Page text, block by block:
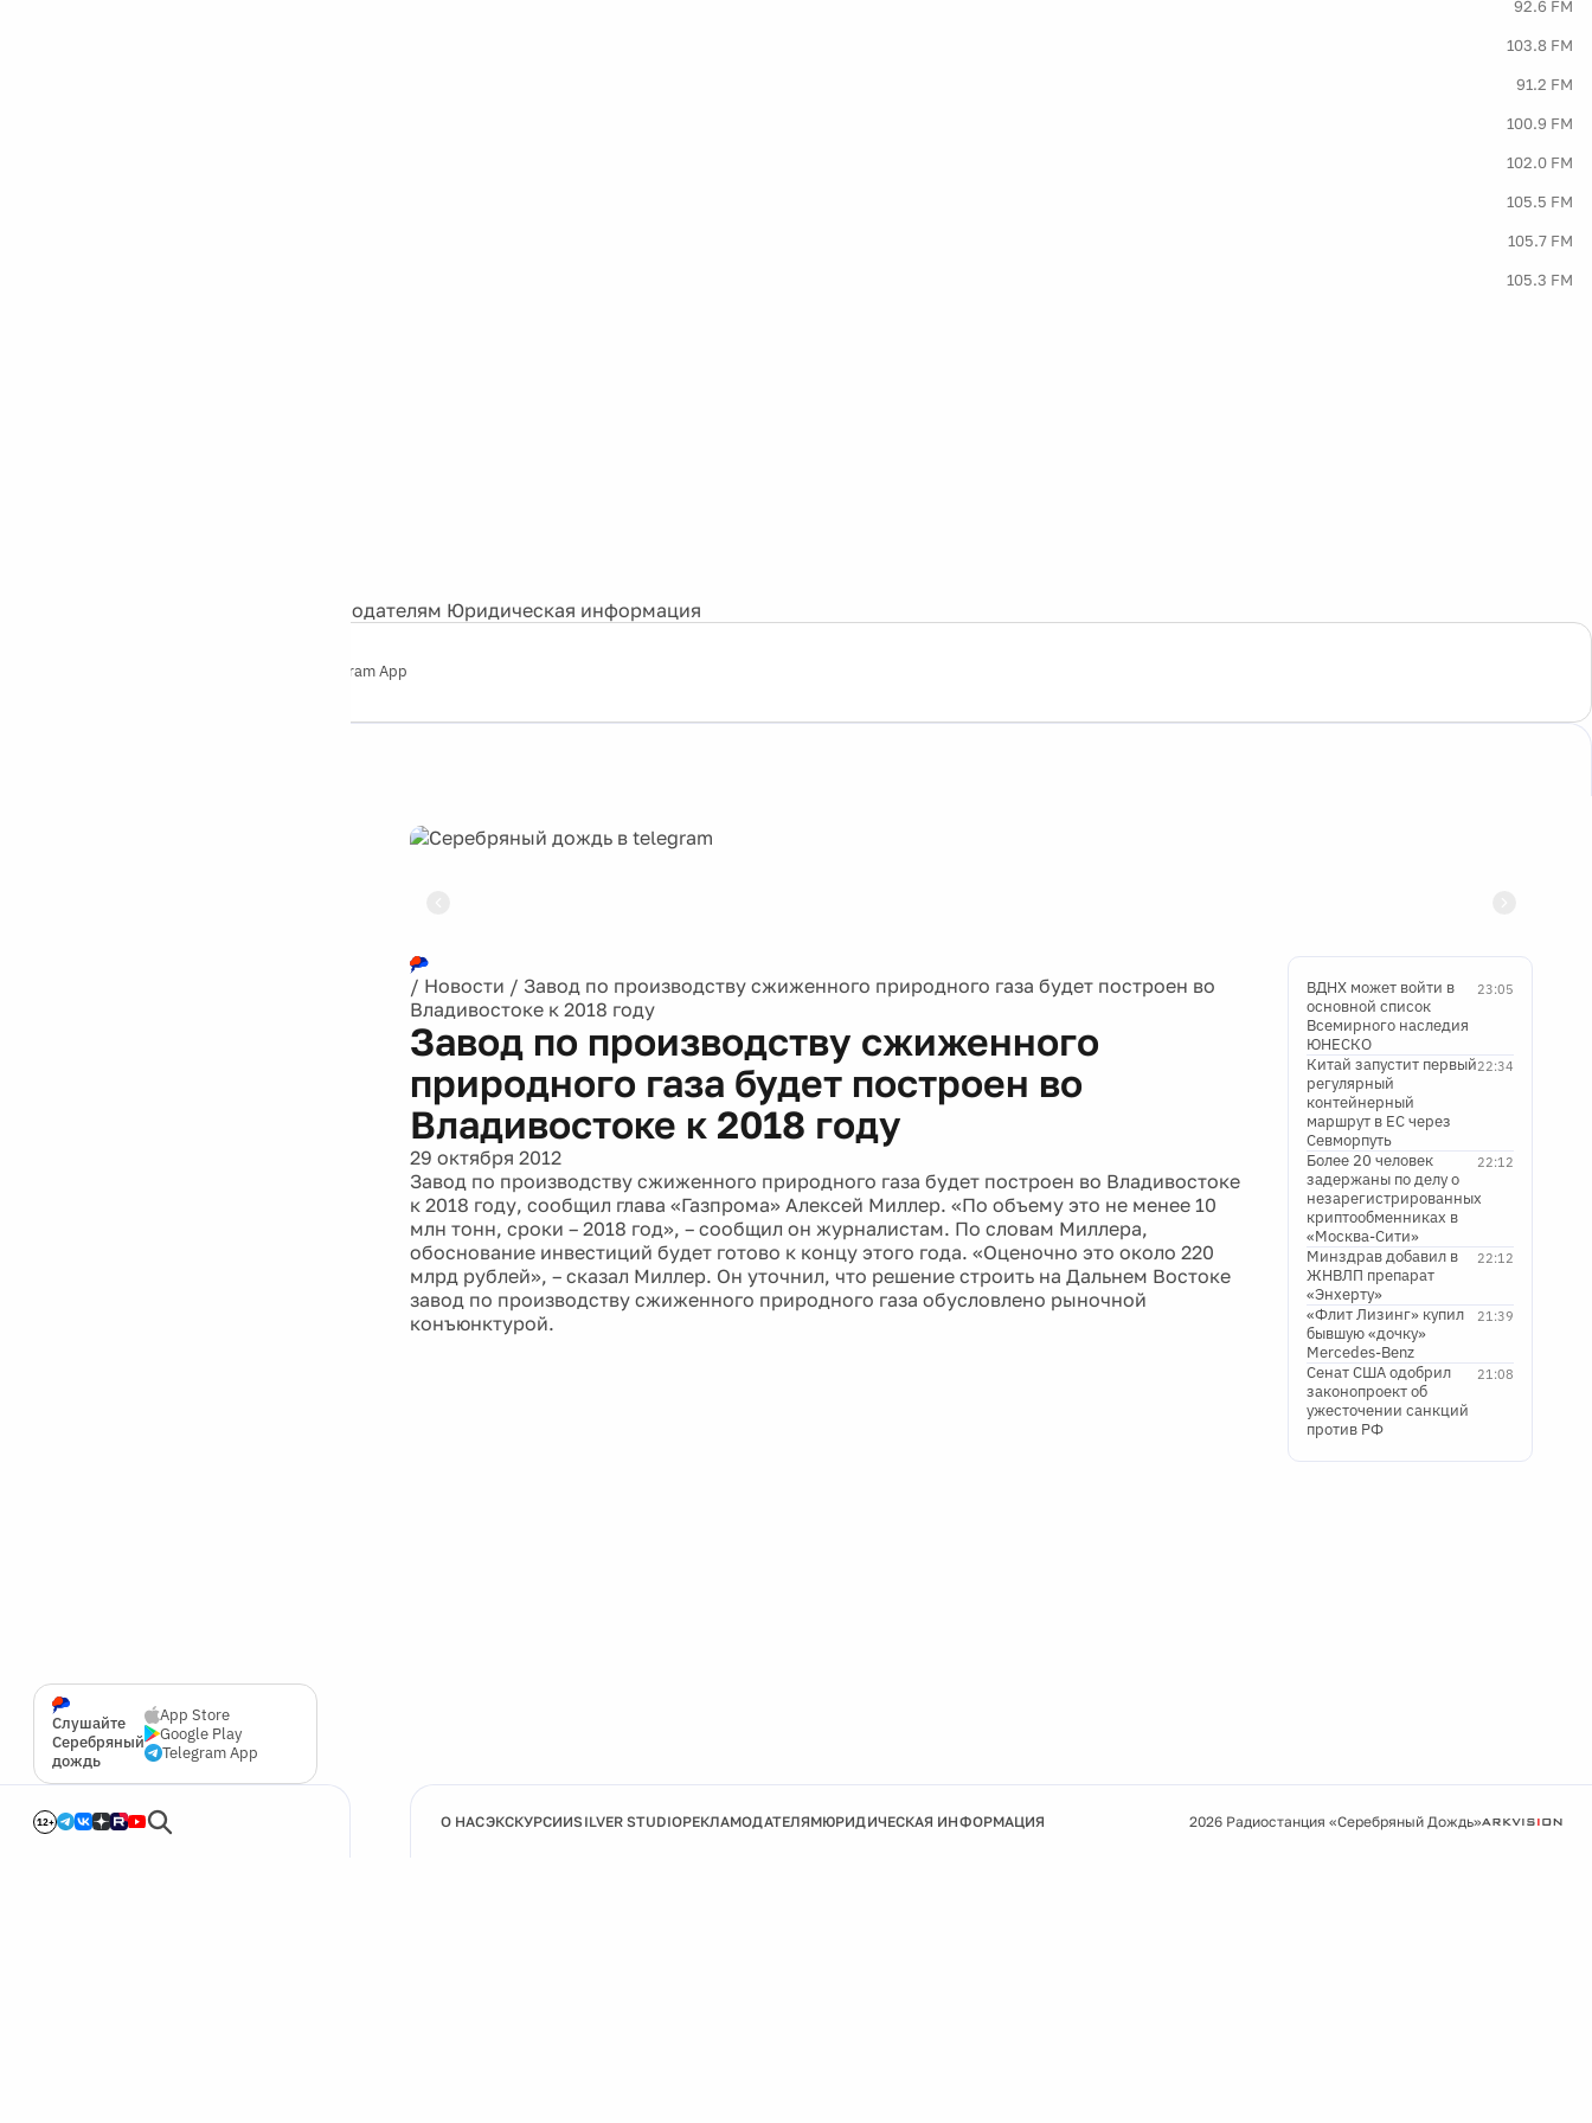
92.6 FM
103.8 FM
91.2 FM
100.9 FM
102.0 FM
105.5 FM
105.7 FM
105.3 FM
Рекламодателям Юридическая информация
Telegram App
Слушайте
Серебряный
дождь
App Store
Google Play
Telegram App
12+
/ Новости / Завод по производству сжиженного природного газа будет построен во
Владивостоке к 2018 году
Завод по производству сжиженного
природного газа будет построен во
Владивостоке к 2018 году
29 октября 2012
Завод по производству сжиженного природного газа будет построен во Владивостоке
к 2018 году, сообщил глава «Газпрома» Алексей Миллер. «По объему это не менее 10
млн тонн, сроки – 2018 год», – сообщил он журналистам. По словам Миллера,
обоснование инвестиций будет готово к концу этого года. «Оценочно это около 220
млрд рублей», – сказал Миллер. Он уточнил, что решение строить на Дальнем Востоке
завод по производству сжиженного природного газа обусловлено рыночной
конъюнктурой.
23:05
ВДНХ может войти в
основной список
Всемирного наследия
ЮНЕСКО
22:34
Китай запустит первый
регулярный
контейнерный
маршрут в ЕС через
Севморпуть
22:12
Более 20 человек
задержаны по делу о
незарегистрированных
криптообменниках в
«Москва-Сити»
22:12
Минздрав добавил в
ЖНВЛП препарат
«Энхерту»
21:39
«Флит Лизинг» купил
бывшую «дочку»
Mercedes-Benz
21:08
Сенат США одобрил
законопроект об
ужесточении санкций
против РФ
О НАСЭКСКУРСИИSILVER STUDIOРЕКЛАМОДАТЕЛЯМЮРИДИЧЕСКАЯ ИНФОРМАЦИЯ 2026 Радиостанция «Серебряный Дождь»